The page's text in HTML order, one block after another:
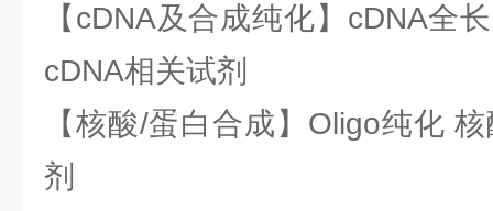
【cDNA及合成纯化】cDNA全
cDNA相关试剂
【核酸/蛋白合成】Oligo纯化
剂